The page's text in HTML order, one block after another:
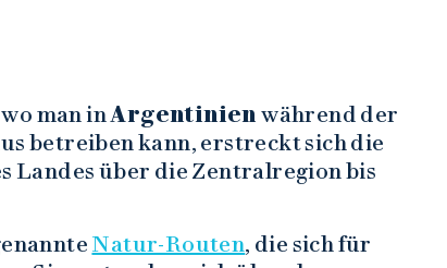
man inArgentinienwährend der
betreiben kann, erstreckt sich die
Landes über die Zentralregion bis
Natur-Routen, die sich für